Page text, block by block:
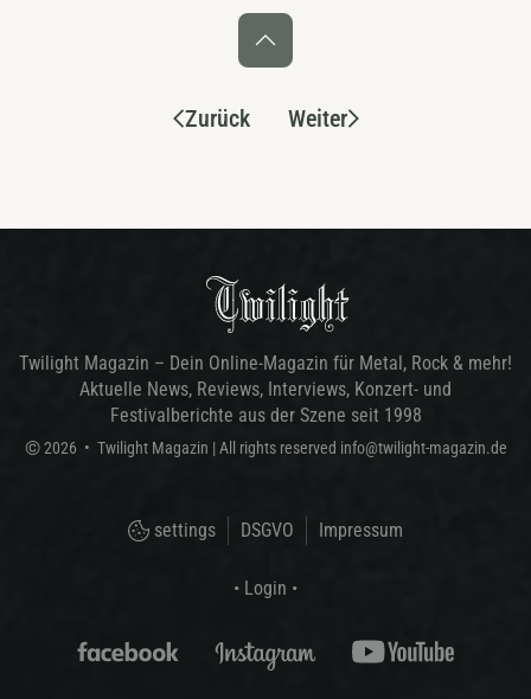
Zurück Weiter
Twilight Magazin – Dein Online-Magazin für Metal, Rock & mehr!
Aktuelle News, Reviews, Interviews, Konzert- und
Festivalberichte aus der Szene seit 1998
© 2026 • Twilight Magazin | All rights reserved info@twilight-magazin.de
settings DSGVO Impressum
• Login •